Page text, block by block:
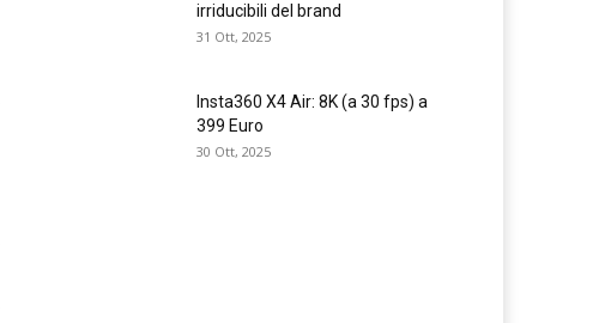
irriducibili del brand
31 Ott, 2025
Insta360 X4 Air: 8K (a 30 fps) a
399 Euro
30 Ott, 2025